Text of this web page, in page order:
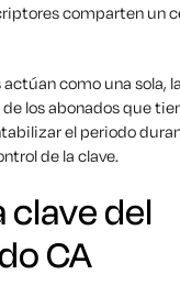
comparten un
como una sola,
los abonados que
el periodo
de la clave.
clave del
CA